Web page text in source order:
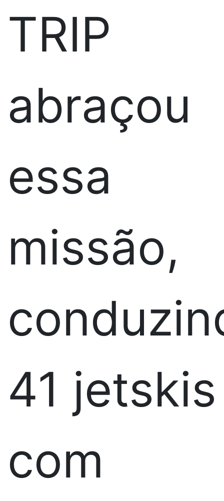
TRIP
abraçou
essa
missão,
41 jetskis
com